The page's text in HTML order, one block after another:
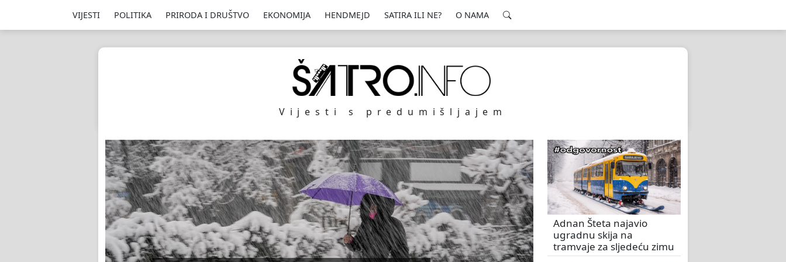
VIJESTI POLITIKA PRIRODA I DRUŠTVO EKONOMIJA HENDMEJD SATIRA ILI NE? O NAMA
Vijesti s predumišljajem
Adnan Šteta najavio
ugradnu skija na
tramvaje za sljedeću zimu